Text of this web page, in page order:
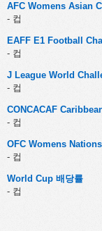
AFC Womens Asian
- 컵
EAFF E1 Football
- 컵
J League World
- 컵
CONCACAF
- 컵
OFC Womens
- 컵
World Cup 배당률
- 컵